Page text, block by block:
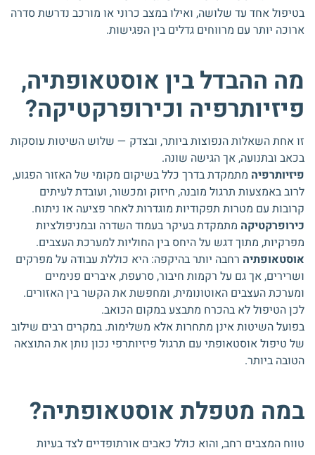
בטיפול אחד עד שלושה, ואילו במצב כרוני או מורכב נדרשת סדרה
ארוכה יותר עם מרווחים גדלים בין הפגישות.
מה ההבדל בין אוסטאופתיה,
פיזיותרפיה וכירופרקטיקה?
זו אחת השאלות הנפוצות ביותר, ובצדק — שלוש השיטות עוסקות
בכאב ובתנועה, אך הגישה שונה.
פיזיותרפיה מתמקדת בדרך כלל בשיקום מקומי של האזור הפגוע,
לרוב באמצעות תרגול מובנה, חיזוק ומכשור, ועובדת לעיתים
קרובות עם מטרות תפקודיות מוגדרות לאחר פציעה או ניתוח.
כירופרקטיקה מתמקדת בעיקר בעמוד השדרה ובמניפולציות
מפרקיות, מתוך דגש על היחס בין החוליות למערכת העצבים.
אוסטאופתיה רחבה יותר בהיקפה: היא כוללת עבודה על מפרקים
ושרירים, אך גם על רקמות חיבור, סרעפת, איברים פנימיים
ומערכת העצבים האוטונומית, ומחפשת את הקשר בין האזורים.
לכן הטיפול לא בהכרח מתבצע במקום הכואב.
בפועל השיטות אינן מתחרות אלא משלימות. במקרים רבים שילוב
של טיפול אוסטאופתי עם תרגול פיזיותרפי נכון נותן את התוצאה
הטובה ביותר.
במה מטפלת אוסטאופתיה?
טווח המצבים רחב, והוא כולל כאבים אורתופדיים לצד בעיות